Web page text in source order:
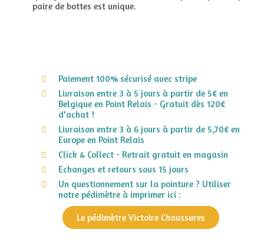
paire de bottes est unique.
Paiement 100% sécurisé avec stripe
Livraison entre 3 à 5 jours à partir de 5€ en
Belgique en Point Relais - Gratuit dès 120€
d'achat !
Livraison entre 3 à 6 jours à partir de 5,70€ en
Europe en Point Relais
Click & Collect - Retrait gratuit en magasin
Echanges et retours sous 15 jours
Un questionnement sur la pointure ? Utiliser
notre pédimètre à imprimer ici :
Le pédimètre Victoire Chaussures